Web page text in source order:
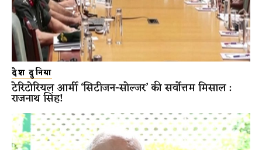
देश दुनिया
टेरिटोरियल आर्मी ‘सिटीजन-सोल्जर’ की सर्वोत्तम मिसाल :
राजनाथ सिंह!